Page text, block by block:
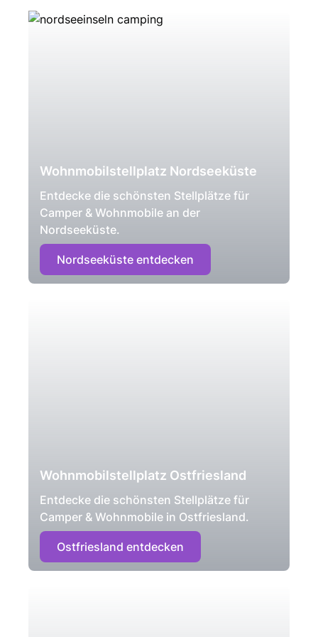
Wohnmobilstellplatz Nordseeküste
Entdecke die schönsten Stellplätze für
Camper & Wohnmobile an der
Nordseeküste.
Nordseeküste entdecken
Wohnmobilstellplatz Ostfriesland
Entdecke die schönsten Stellplätze für
Camper & Wohnmobile in Ostfriesland.
Ostfriesland entdecken